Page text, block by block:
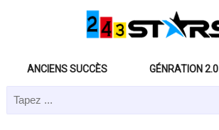
ANCIENS SUCCÈS GÉNRATION 2.0